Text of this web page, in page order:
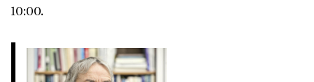
10:00.